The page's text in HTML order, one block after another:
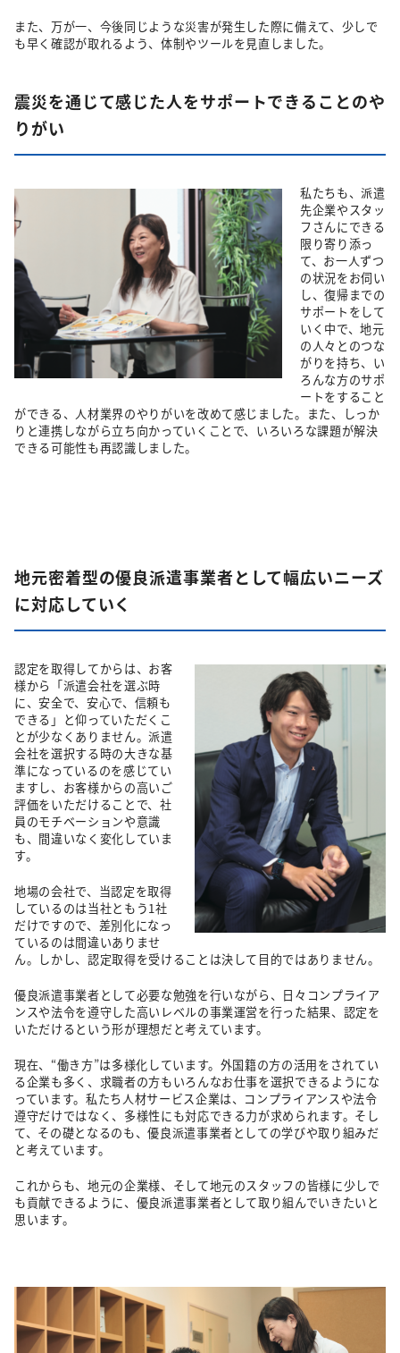
また、万が一、今後同じような災害が発生した際に備えて、少しで
も早く確認が取れるよう、体制やツールを見直しました。
震災を通じて感じた人をサポートできることのや
りがい
私たちも、派遣
先企業やスタッ
フさんにできる
限り寄り添っ
て、お一人ずつ
の状況をお伺い
し、復帰までの
サポートをして
いく中で、地元
の人々とのつな
がりを持ち、い
ろんな方のサポ
ートをすること
ができる、人材業界のやりがいを改めて感じました。また、しっか
りと連携しながら立ち向かっていくことで、いろいろな課題が解決
できる可能性も再認識しました。
地元密着型の優良派遣事業者として幅広いニーズ
に対応していく
認定を取得してからは、お客
様から「派遣会社を選ぶ時
に、安全で、安心で、信頼も
できる」と仰っていただくこ
とが少なくありません。派遣
会社を選択する時の大きな基
準になっているのを感じてい
ますし、お客様からの高いご
評価をいただけることで、社
員のモチベーションや意識
も、間違いなく変化していま
す。
地場の会社で、当認定を取得
しているのは当社ともう1社
だけですので、差別化になっ
ているのは間違いありませ
ん。しかし、認定取得を受けることは決して目的ではありません。
優良派遣事業者として必要な勉強を行いながら、日々コンプライア
ンスや法令を遵守した高いレベルの事業運営を行った結果、認定を
いただけるという形が理想だと考えています。
現在、“働き方”は多様化しています。外国籍の方の活用をされてい
る企業も多く、求職者の方もいろんなお仕事を選択できるようにな
っています。私たち人材サービス企業は、コンプライアンスや法令
遵守だけではなく、多様性にも対応できる力が求められます。そし
て、その礎となるのも、優良派遣事業者としての学びや取り組みだ
と考えています。
これからも、地元の企業様、そして地元のスタッフの皆様に少しで
も貢献できるように、優良派遣事業者として取り組んでいきたいと
思います。